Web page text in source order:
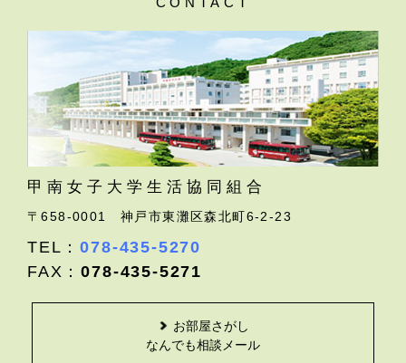
甲南女子大学生活協同組合
〒658-0001神戸市東灘区森北町6-2-23
TEL：078-435-5270
FAX：078-435-5271
お部屋さがし
なんでも相談メール